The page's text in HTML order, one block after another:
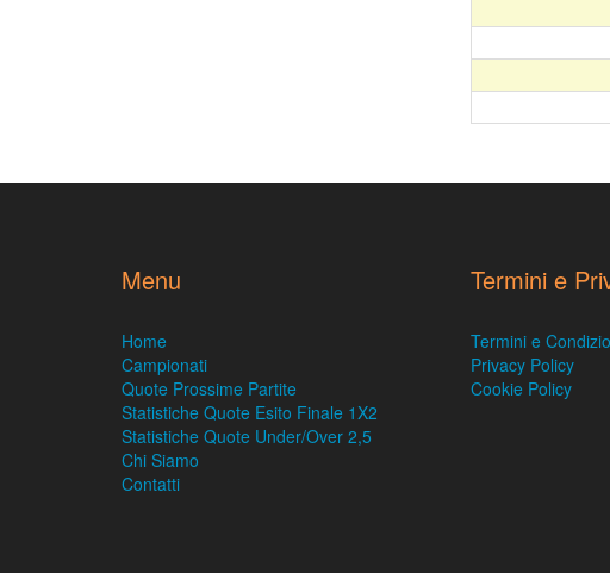
Menu
Home
Campionati
Quote Prossime Partite
Statistiche Quote Esito Finale 1X2
Statistiche Quote Under/Over 2,5
Chi Siamo
Contatti
Termini e
Termini e
Privacy Policy
Cookie Policy